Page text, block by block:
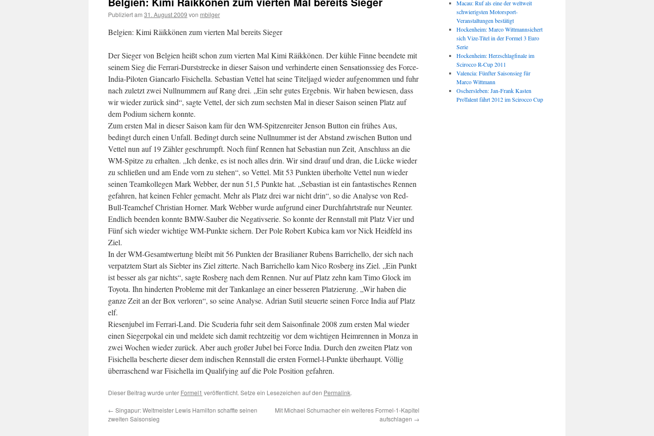
Publiziert am 31. August 2009 von mbilger
Belgien: Kimi Räikkönen zum vierten Mal bereits Sieger
Der Sieger von Belgien heißt schon zum vierten Mal Kimi Räikkönen. Der kühle Finne beendete mit
seinem Sieg die Ferrari-Durststrecke in dieser Saison und verhinderte einen Sensationssieg des Force-
India-Piloten Giancarlo Fisichella. Sebastian Vettel hat seine Titeljagd wieder aufgenommen und fuhr
nach zuletzt zwei Nullnummern auf Rang drei. „Ein sehr gutes Ergebnis. Wir haben bewiesen, dass
wir wieder zurück sind“, sagte Vettel, der sich zum sechsten Mal in dieser Saison seinen Platz auf
dem Podium sichern konnte.
Zum ersten Mal in dieser Saison kam für den WM-Spitzenreiter Jenson Button ein frühes Aus,
bedingt durch einen Unfall. Bedingt durch seine Nullnummer ist der Abstand zwischen Button und
Vettel nun auf 19 Zähler geschrumpft. Noch fünf Rennen hat Sebastian nun Zeit, Anschluss an die
WM-Spitze zu erhalten. „Ich denke, es ist noch alles drin. Wir sind drauf und dran, die Lücke wieder
zu schließen und am Ende vorn zu stehen“, so Vettel. Mit 53 Punkten überholte Vettel nun wieder
seinen Teamkollegen Mark Webber, der nun 51,5 Punkte hat. „Sebastian ist ein fantastisches Rennen
gefahren, hat keinen Fehler gemacht. Mehr als Platz drei war nicht drin“, so die Analyse von Red-
Bull-Teamchef Christian Horner. Mark Webber wurde aufgrund einer Durchfahrtstrafe nur Neunter.
Endlich beenden konnte BMW-Sauber die Negativserie. So konnte der Rennstall mit Platz Vier und
Fünf sich wieder wichtige WM-Punkte sichern. Der Pole Robert Kubica kam vor Nick Heidfeld ins
Ziel.
In der WM-Gesamtwertung bleibt mit 56 Punkten der Brasilianer Rubens Barrichello, der sich nach
verpatztem Start als Siebter ins Ziel zitterte. Nach Barrichello kam Nico Rosberg ins Ziel. „Ein Punkt
ist besser als gar nichts“, sagte Rosberg nach dem Rennen. Nur auf Platz zehn kam Timo Glock im
Toyota. Ihn hinderten Probleme mit der Tankanlage an einer besseren Platzierung. „Wir haben die
ganze Zeit an der Box verloren“, so seine Analyse. Adrian Sutil steuerte seinen Force India auf Platz
elf.
Riesenjubel im Ferrari-Land. Die Scuderia fuhr seit dem Saisonfinale 2008 zum ersten Mal wieder
einen Siegerpokal ein und meldete sich damit rechtzeitig vor dem wichtigen Heimrennen in Monza in
zwei Wochen wieder zurück. Aber auch großer Jubel bei Force India. Durch den zweiten Platz von
Fisichella bescherte dieser dem indischen Rennstall die ersten Formel-l-Punkte überhaupt. Völlig
überraschend war Fisichella im Qualifying auf die Pole Position gefahren.
Dieser Beitrag wurde unter Formel1 veröffentlicht. Setze ein Lesezeichen auf den Permalink.
← Singapur: Weltmeister Lewis Hamilton schaffte seinen
zweiten Saisonsieg
Mit Michael Schumacher ein weiteres Formel-1-Kapitel
aufschlagen →
Macau: Ruf als eine der weltweit
schwierigsten Motorsport-
Veranstaltungen bestätigt
Hockenheim: Marco Wittmannsichert
sich Vize-Titel in der Formel 3 Euro
Serie
Hockenheim: Herzschlagfinale im
Scirocco R-Cup 2011
Valencia: Fünfter Saisonsieg für
Marco Wittmann
Oschersleben: Jan-Frank Kasten
ProTalent fährt 2012 im Scirocco Cup